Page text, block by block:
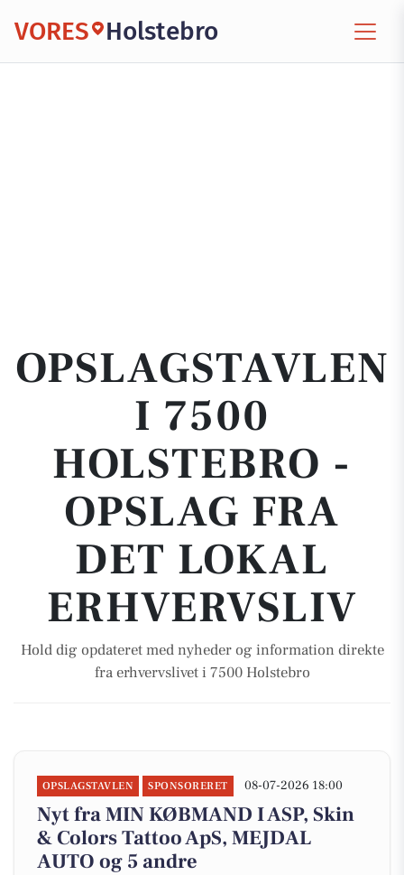
VORES Holstebro
OPSLAGSTAVLEN
I 7500
HOLSTEBRO -
OPSLAG FRA
DET LOKAL
ERHVERVSLIV
Hold dig opdateret med nyheder og information direkte
fra erhvervslivet i 7500 Holstebro
OPSLAGSTAVLEN SPONSORERET 08-07-2026 18:00
Nyt fra MIN KØBMAND I ASP, Skin
& Colors Tattoo ApS, MEJDAL
AUTO og 5 andre